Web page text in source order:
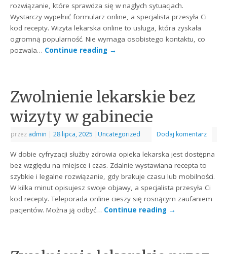
rozwiązanie, które sprawdza się w nagłych sytuacjach.
Wystarczy wypełnić formularz online, a specjalista przesyła Ci
kod recepty. Wizyta lekarska online to usługa, która zyskała
ogromną popularność. Nie wymaga osobistego kontaktu, co
pozwala… Continue reading →
Zwolnienie lekarskie bez
wizyty w gabinecie
przez admin | 28 lipca, 2025 | Uncategorized Dodaj komentarz
W dobie cyfryzacji służby zdrowia opieka lekarska jest dostępna
bez względu na miejsce i czas. Zdalnie wystawiana recepta to
szybkie i legalne rozwiązanie, gdy brakuje czasu lub mobilności.
W kilka minut opisujesz swoje objawy, a specjalista przesyła Ci
kod recepty. Teleporada online cieszy się rosnącym zaufaniem
pacjentów. Można ją odbyć… Continue reading →